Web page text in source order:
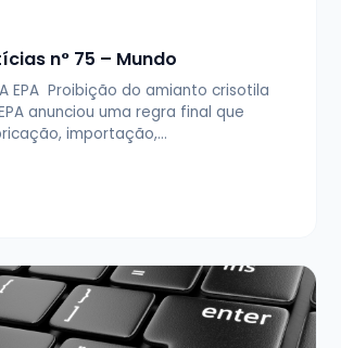
n° 75 – Mundo
EPA Proibição do amianto crisotila
anunciou uma regra final que
importação,…